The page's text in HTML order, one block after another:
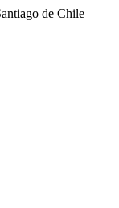
de Chile